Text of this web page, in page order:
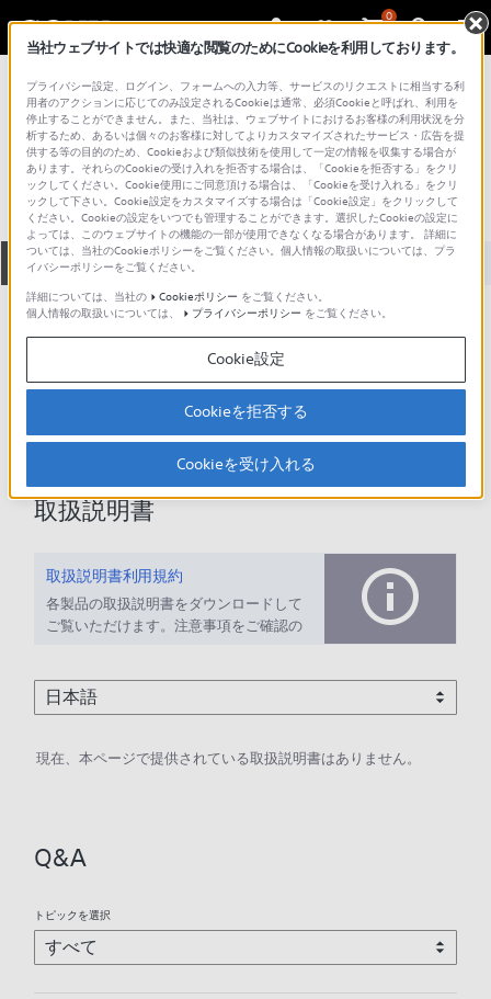
0
総合サポート・お問い合わせ プロフェッショナル／業務用
S00001-03
全て ダウンロード 取扱説明書 Q&A
ダウンロード
現在、本ページで提供されているアップデート情報はありませ
取扱説明書
取扱説明書利用規約
各製品の取扱説明書をダウンロードして
ご覧いただけます。注意事項をご確認の
現在、本ページで提供されている取扱説明書はありません。
Q&A
トピックを選択
当社ウェブサイトでは快適な閲覧のためにCookieを利用しております。
プライバシー設定、ログイン、フォームへの入力等、サービスのリクエストに相当する利
用者のアクションに応じてのみ設定されるCookieは通常、必須Cookieと呼ばれ、利用を
停止することができません。また、当社は、ウェブサイトにおけるお客様の利用状況を分
析するため、あるいは個々のお客様に対してよりカスタマイズされたサービス・広告を提
供する等の目的のため、Cookieおよび類似技術を使用して一定の情報を収集する場合が
あります。それらのCookieの受け入れを拒否する場合は、「Cookieを拒否する」をクリ
ックしてください。Cookie使用にご同意頂ける場合は、「Cookieを受け入れる」をクリ
ックして下さい。Cookie設定をカスタマイズする場合は「Cookie設定」をクリックして
ください。Cookieの設定をいつでも管理することができます。選択したCookieの設定に
よっては、このウェブサイトの機能の一部が使用できなくなる場合があります。 詳細に
ついては、当社のCookieポリシーをご覧ください。個人情報の取扱いについては、プラ
イバシーポリシーをご覧ください。
詳細については、当社の
Cookieポリシー をご覧ください。
個人情報の取扱いについては、
プライバシーポリシー をご覧ください。
Cookie設定
Cookieを拒否する
Cookieを受け入れる